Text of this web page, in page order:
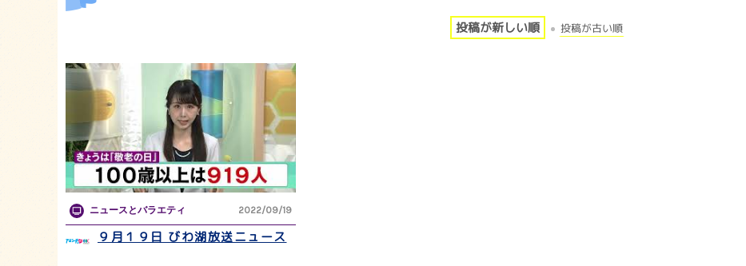
投稿が新しい順 投稿が古い順
ニュースとバラエティ 2022/09/19
９月１９日 びわ湖放送ニュース